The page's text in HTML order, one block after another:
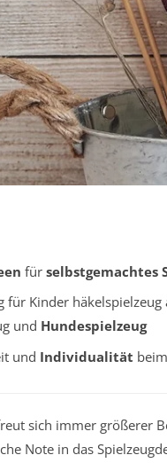
für selbstgemachtes
für Kinder
und Hundespielzeug
und Individualität
sich immer größerer
Note in das